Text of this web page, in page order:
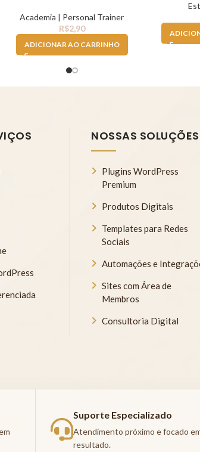
Academia | Personal Trainer
R$2,90
ADICIONAR AO CARRINHO
NOSSAS SOLUÇÕES
Plugins WordPress
Premium
Produtos Digitais
Templates para Redes
Sociais
Automações e
Sites com Área de
Membros
Consultoria Digital
Suporte Especializado
Atendimento próximo e focado
resultado.